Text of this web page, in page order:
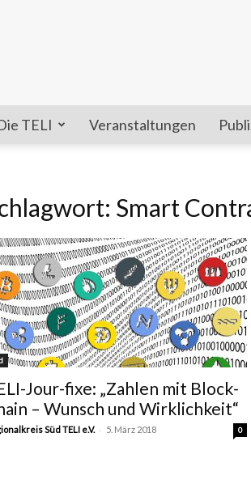
TELI Veranstaltungen
Smart
Jour-fixe: „Zahlen mit Block-
– Wunsch und Wirklichkeit“
Süd TELI e.V. - 5. März 2018 0